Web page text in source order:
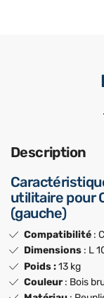
Description
utilitaire pour
(gauche)
Compatibilité :
Dimensions : L
Poids :13 kg
Couleur: Bois